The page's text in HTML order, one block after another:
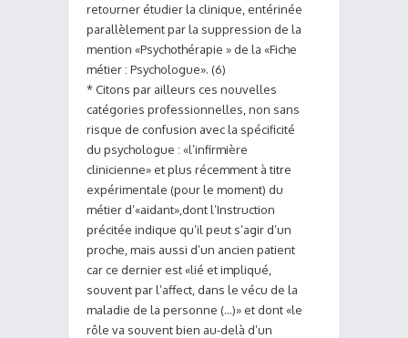
retourner étudier la clinique, entérinée
parallèlement par la suppression de la
mention «Psychothérapie » de la «Fiche
métier : Psychologue». (6)
* Citons par ailleurs ces nouvelles
catégories professionnelles, non sans
risque de confusion avec la spécificité
du psychologue : «l’infirmière
clinicienne» et plus récemment à titre
expérimentale (pour le moment) du
métier d’«aidant»,dont l’Instruction
précitée indique qu’il peut s’agir d’un
proche, mais aussi d’un ancien patient
car ce dernier est «lié et impliqué,
souvent par l’affect, dans le vécu de la
maladie de la personne (…)» et dont «le
rôle va souvent bien au-delà d’un